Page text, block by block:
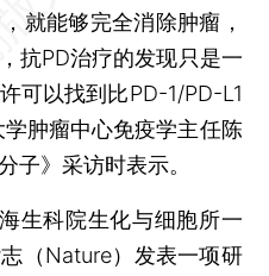
就能够完全消除肿瘤，
抗PD治疗的发现只是一
可以找到比PD-1/PD-L1
肿瘤中心免疫学主任陈
子》采访时表示。
科院生化与细胞所一
（Nature）发表一项研